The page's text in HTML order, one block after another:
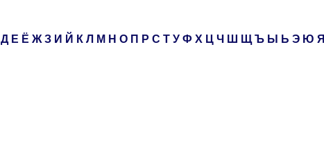
Д Е Ё Ж З И Й К Л М Н О П Р С Т У Ф Х Ц Ч Ш Щ Ъ Ы Ь Э Ю Я